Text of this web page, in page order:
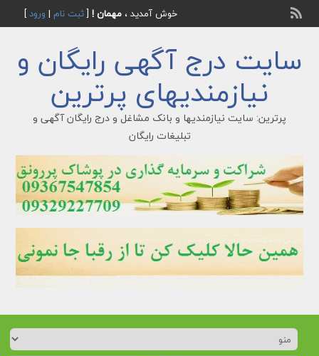
خوش آمدید ، مهمان ![ثبت نام | ورود]
سایت درج آگهی رایگان و
نیازمندیهای پرترین
پرترین: سایت نیازمندیها و بانک مشاغل و درج رایگان آگهی و
تبلیغات رایگان